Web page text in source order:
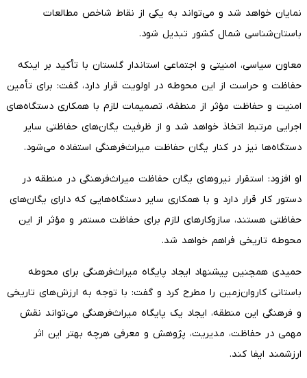
نمایان خواهد شد و می‌تواند به یکی از نقاط شاخص مطالعات
باستان‌شناسی شمال کشور تبدیل شود.
معاون سیاسی، امنیتی و اجتماعی استاندار گلستان با تأکید بر اینکه
حفاظت و حراست از این محوطه در اولویت قرار دارد، گفت: برای تأمین
امنیت و حفاظت مؤثر از منطقه، تصمیمات لازم با همکاری دستگاه‌های
اجرایی مرتبط اتخاذ خواهد شد و از ظرفیت یگان‌های حفاظتی سایر
دستگاه‌ها نیز در کنار یگان حفاظت میراث‌فرهنگی استفاده می‌شود.
او افزود: استقرار نیروهای یگان حفاظت میراث‌فرهنگی در منطقه در
دستور کار قرار دارد و با همکاری سایر دستگاه‌هایی که دارای یگان‌های
حفاظتی هستند، سازوکارهای لازم برای حفاظت مستمر و مؤثر از این
محوطه تاریخی فراهم خواهد شد.
حمیدی همچنین پیشنهاد ایجاد پایگاه میراث‌فرهنگی برای محوطه
باستانی کاروان‌زمین را مطرح کرد و گفت: با توجه به ارزش‌های تاریخی
و فرهنگی این منطقه، ایجاد یک پایگاه میراث‌فرهنگی می‌تواند نقش
مهمی در حفاظت، مدیریت، پژوهش و معرفی هرچه بهتر این اثر
ارزشمند ایفا کند.